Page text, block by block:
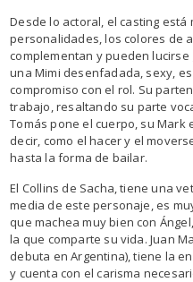
Desde lo actoral, el casting
personalidades, los colores de
complementan y pueden
una Mimi desenfadada, sexy,
compromiso con el rol. Su
trabajo, resaltando su parte
Tomás pone el cuerpo, su
decir, como el hacer y el
hasta la forma de bailar.
El Collins de Sacha, tiene una
media de este personaje, es
que machea muy bien con
la que comparte su vida. Juan
debuta en Argentina), tiene la
y cuenta con el carisma